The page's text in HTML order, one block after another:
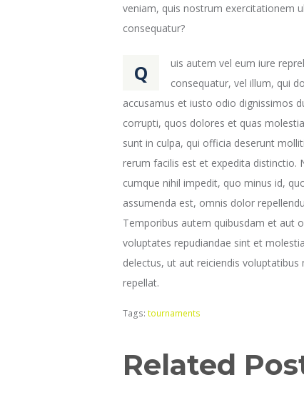
veniam, quis nostrum exercitationem
consequatur?
Q
uis autem vel eum iure
consequatur, vel illum, qui
accusamus et iusto odio dignissimos
corrupti, quos dolores et quas
sunt in culpa, qui officia deserunt
rerum facilis est et expedita
cumque nihil impedit, quo minus id,
assumenda est, omnis dolor
Temporibus autem quibusdam et aut
voluptates repudiandae sint et
delectus, ut aut reiciendis
repellat.
Tags: tournaments
Related